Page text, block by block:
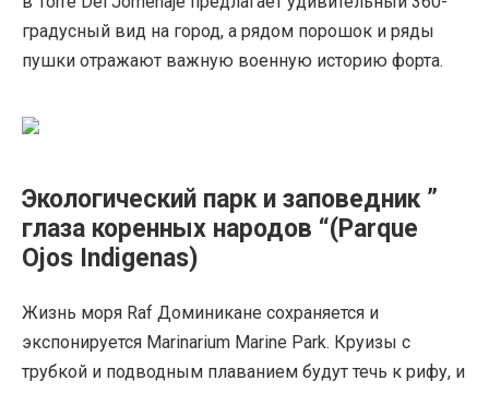
градусный вид на город, а рядом порошок и ряды
пушки отражают важную военную историю форта.
Экологический парк и заповедник ”
глаза коренных народов “(Parque
Ojos Indigenas)
Жизнь моря Raf Доминикане сохраняется и
экспонируется Marinarium Marine Park. Круизы с
трубкой и подводным плаванием будут течь к рифу, и